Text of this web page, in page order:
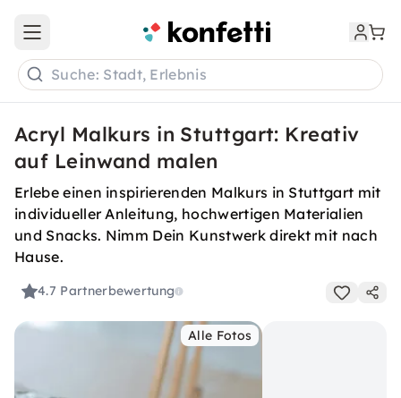
Open main menu
Suche: Stadt, Erlebnis
Acryl Malkurs in Stuttgart: Kreativ
auf Leinwand malen
Erlebe einen inspirierenden Malkurs in Stuttgart mit
individueller Anleitung, hochwertigen Materialien
und Snacks. Nimm Dein Kunstwerk direkt mit nach
Hause.
4.7 Partnerbewertung
Alle Fotos